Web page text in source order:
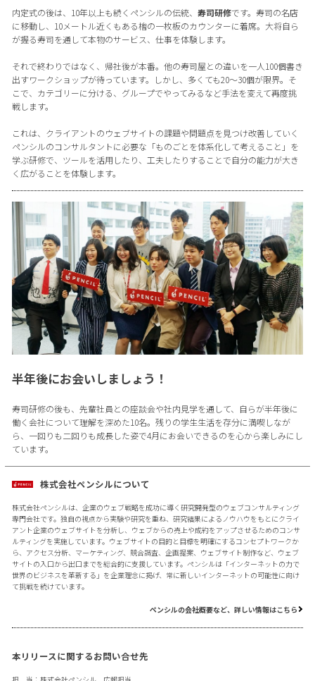
内定式の後は、10年以上も続くペンシルの伝統、 寿司研修です。寿司の名店
に移動し、10メートル近くもある檜の一枚板のカウンターに着席。大将自ら
が握る寿司を通して本物のサービス、仕事を体験します。
それで終わりではなく、帰社後が本番。他の寿司屋との違いを一人100個書き
出すワークショップが待っています。しかし、多くても20〜30個が限界。そ
こで、カテゴリーに分ける、グループでやってみるなど手法を変えて再度挑
戦します。
これは、クライアントのウェブサイトの課題や問題点を見つけ改善していく
ペンシルのコンサルタントに必要な「ものごとを体系化して考えること」を
学ぶ研修で、ツールを活用したり、工夫したりすることで自分の能力が大き
く広がることを体験します。
半年後にお会いしましょう！
寿司研修の後も、先輩社員との座談会や社内見学を通して、自らが半年後に
働く会社について理解を深めた10名。残りの学生生活を存分に満喫しなが
ら、一回りも二回りも成長した姿で4月にお会いできるのを心から楽しみにし
ています。
株式会社ペンシルについて
株式会社ペンシルは、企業のウェブ戦略を成功に導く研究開発型のウェブコンサルティング
専門会社です。独自の視点から実験や研究を重ね、研究結果によるノウハウをもとにクライ
アント企業のウェブサイトを分析し、ウェブからの売上や成約をアップさせるためのコンサ
ルティングを実施しています。ウェブサイトの目的と目標を明確にするコンセプトワークか
ら、アクセス分析、マーケティング、競合調査、企画提案、ウェブサイト制作など、ウェブ
サイトの入口から出口までを総合的に支援しています。ペンシルは「インターネットの力で
世界のビジネスを革新する」を企業理念に掲げ、常に新しいインターネットの可能性に向け
て挑戦を続けています。
ペンシルの会社概要など、詳しい情報はこちら
本リリースに関するお問い合せ先